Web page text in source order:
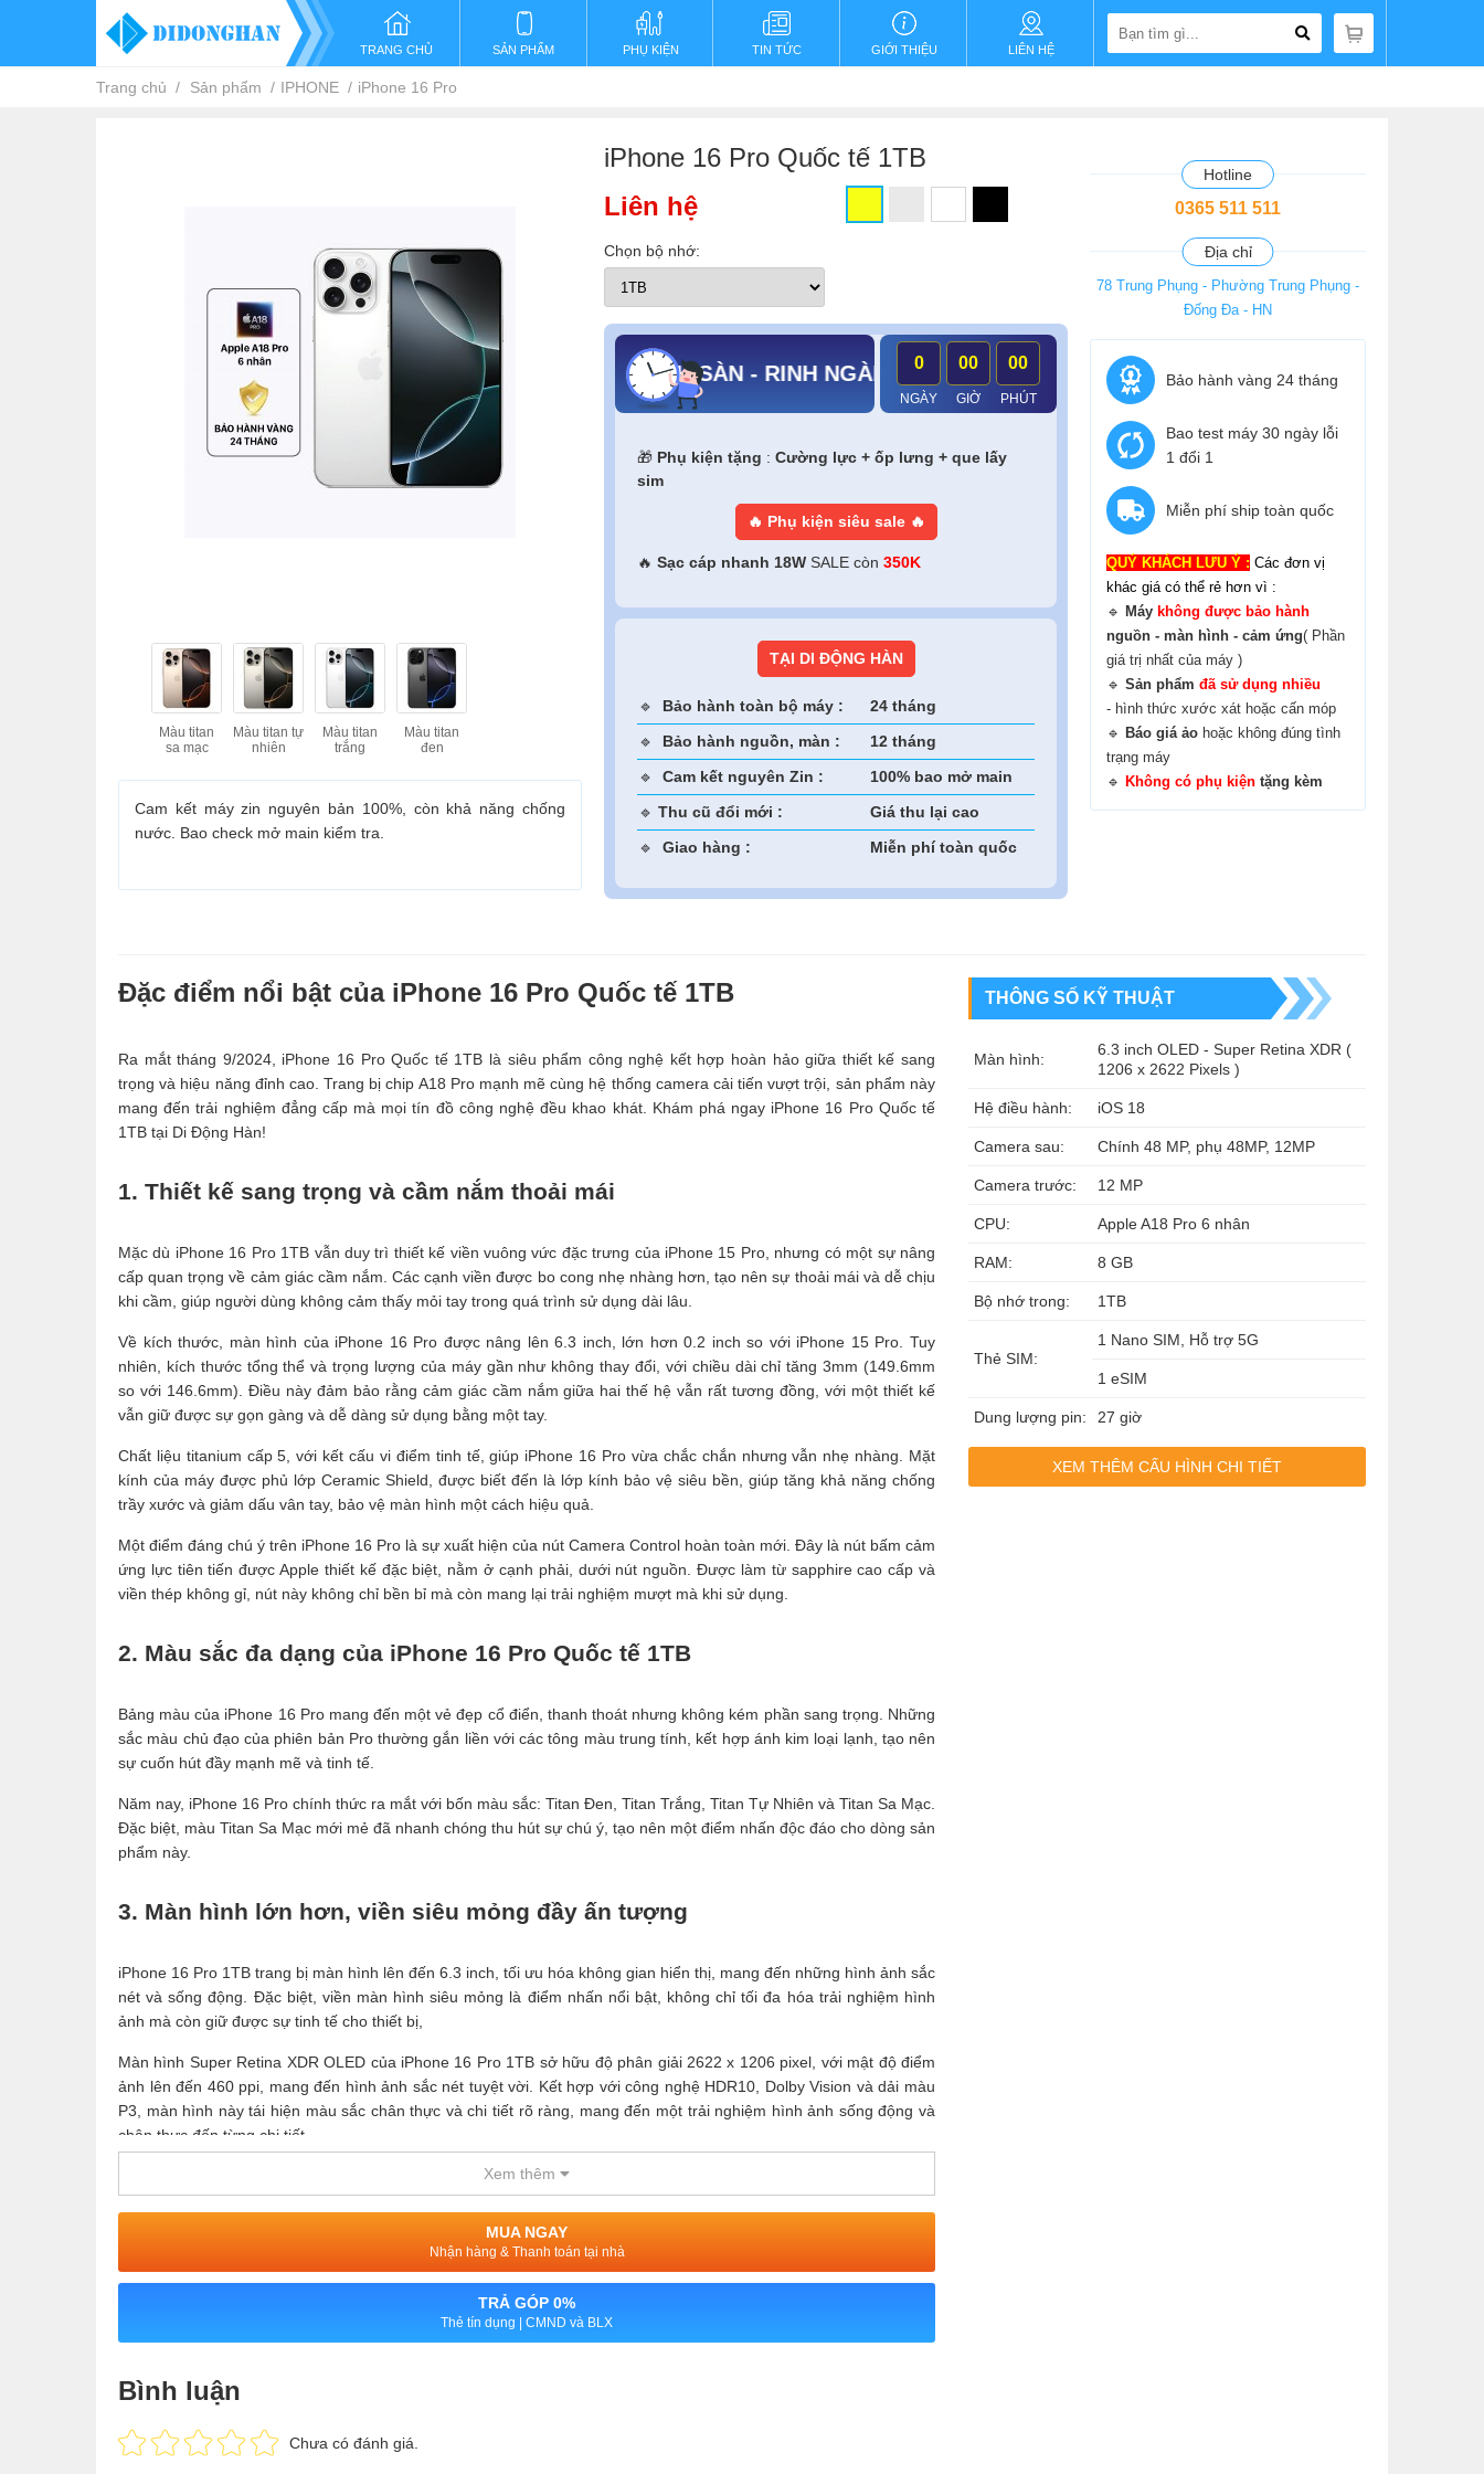
TRANG CHỦ SẢN PHẨM PHỤ KIỆN TIN TỨC GIỚI THIỆU LIÊN HỆ
Trang chủ Sản phẩm IPHONE iPhone 16 Pro
Màu titan
sa mạc
Màu titan tự
nhiên
Màu titan
trắng
Màu titan
đen
Cam kết máy zin nguyên bản 100%, còn khả năng chống
nước. Bao check mở main kiểm tra.
iPhone 16 Pro Quốc tế 1TB
Liên hệ
Chọn bộ nhớ:
ƯU ĐÃI KỊCH SÀN - RINH NGÀN QUÀ KHỦNG
0
NGÀY
00
GIỜ
00
PHÚT
🎁 Phụ kiện tặng : Cường lực + ốp lưng + que lấy
sim
🔥 Phụ kiện siêu sale 🔥
🔥 Sạc cáp nhanh 18W SALE còn 350K
TẠI DI ĐỘNG HÀN
🔹 Bảo hành toàn bộ máy :
24 tháng
🔹 Bảo hành nguồn, màn :
12 tháng
🔹 Cam kết nguyên Zin :
100% bao mở main
🔹 Thu cũ đổi mới :
Giá thu lại cao
🔹 Giao hàng : Miễn phí toàn quốc
Hotline
0365 511 511
Địa chỉ
78 Trung Phụng - Phường Trung Phụng -
Đống Đa - HN
Bảo hành vàng 24 tháng
Bao test máy 30 ngày lỗi
1 đổi 1
Miễn phí ship toàn quốc
QUÝ KHÁCH LƯU Ý : Các đơn vị
khác giá có thể rẻ hơn vì :
🔹 Máy không được bảo hành
nguồn - màn hình - cảm ứng( Phần
giá trị nhất của máy )
🔹 Sản phẩm đã sử dụng nhiều
- hình thức xước xát hoặc cấn móp
🔹 Báo giá ảo hoặc không đúng tình
trạng máy
🔹 Không có phụ kiện tặng kèm
Đặc điểm nổi bật của iPhone 16 Pro Quốc tế 1TB
Ra mắt tháng 9/2024, iPhone 16 Pro Quốc tế 1TB là siêu phẩm công nghệ kết hợp hoàn hảo giữa thiết kế sang
trọng và hiệu năng đỉnh cao. Trang bị chip A18 Pro mạnh mẽ cùng hệ thống camera cải tiến vượt trội, sản phẩm này
mang đến trải nghiệm đẳng cấp mà mọi tín đồ công nghệ đều khao khát. Khám phá ngay iPhone 16 Pro Quốc tế
1TB tại Di Động Hàn!
1. Thiết kế sang trọng và cầm nắm thoải mái
Mặc dù iPhone 16 Pro 1TB vẫn duy trì thiết kế viền vuông vức đặc trưng của iPhone 15 Pro, nhưng có một sự nâng
cấp quan trọng về cảm giác cầm nắm. Các cạnh viền được bo cong nhẹ nhàng hơn, tạo nên sự thoải mái và dễ chịu
khi cầm, giúp người dùng không cảm thấy mỏi tay trong quá trình sử dụng dài lâu.
Về kích thước, màn hình của iPhone 16 Pro được nâng lên 6.3 inch, lớn hơn 0.2 inch so với iPhone 15 Pro. Tuy
nhiên, kích thước tổng thể và trọng lượng của máy gần như không thay đổi, với chiều dài chỉ tăng 3mm (149.6mm
so với 146.6mm). Điều này đảm bảo rằng cảm giác cầm nắm giữa hai thế hệ vẫn rất tương đồng, với một thiết kế
vẫn giữ được sự gọn gàng và dễ dàng sử dụng bằng một tay.
Chất liệu titanium cấp 5, với kết cấu vi điểm tinh tế, giúp iPhone 16 Pro vừa chắc chắn nhưng vẫn nhẹ nhàng. Mặt
kính của máy được phủ lớp Ceramic Shield, được biết đến là lớp kính bảo vệ siêu bền, giúp tăng khả năng chống
trầy xước và giảm dấu vân tay, bảo vệ màn hình một cách hiệu quả.
Một điểm đáng chú ý trên iPhone 16 Pro là sự xuất hiện của nút Camera Control hoàn toàn mới. Đây là nút bấm cảm
ứng lực tiên tiến được Apple thiết kế đặc biệt, nằm ở cạnh phải, dưới nút nguồn. Được làm từ sapphire cao cấp và
viền thép không gỉ, nút này không chỉ bền bỉ mà còn mang lại trải nghiệm mượt mà khi sử dụng.
2. Màu sắc đa dạng của iPhone 16 Pro Quốc tế 1TB
Bảng màu của iPhone 16 Pro mang đến một vẻ đẹp cổ điển, thanh thoát nhưng không kém phần sang trọng. Những
sắc màu chủ đạo của phiên bản Pro thường gắn liền với các tông màu trung tính, kết hợp ánh kim loại lạnh, tạo nên
sự cuốn hút đầy mạnh mẽ và tinh tế.
Năm nay, iPhone 16 Pro chính thức ra mắt với bốn màu sắc: Titan Đen, Titan Trắng, Titan Tự Nhiên và Titan Sa Mạc.
Đặc biệt, màu Titan Sa Mạc mới mẻ đã nhanh chóng thu hút sự chú ý, tạo nên một điểm nhấn độc đáo cho dòng sản
phẩm này.
3. Màn hình lớn hơn, viền siêu mỏng đầy ấn tượng
iPhone 16 Pro 1TB trang bị màn hình lên đến 6.3 inch, tối ưu hóa không gian hiển thị, mang đến những hình ảnh sắc
nét và sống động. Đặc biệt, viền màn hình siêu mỏng là điểm nhấn nổi bật, không chỉ tối đa hóa trải nghiệm hình
ảnh mà còn giữ được sự tinh tế cho thiết bị,
Màn hình Super Retina XDR OLED của iPhone 16 Pro 1TB sở hữu độ phân giải 2622 x 1206 pixel, với mật độ điểm
ảnh lên đến 460 ppi, mang đến hình ảnh sắc nét tuyệt vời. Kết hợp với công nghệ HDR10, Dolby Vision và dải màu
P3, màn hình này tái hiện màu sắc chân thực và chi tiết rõ ràng, mang đến một trải nghiệm hình ảnh sống động và
chân thực đến từng chi tiết.
Màn hình iPhone 16 Pro đạt độ sáng tối đa 2000 nits, vượt trội so với các thế hệ trước, giúp hiển thị rõ nét dưới ánh
sáng mạnh. Ngoài ra, khả năng giảm độ sáng xuống chỉ còn 1 nit bảo vệ mắt khi sử dụng ban đêm. Tính năng này
không có trên iPhone 15 Pro, nâng cao trải nghiệm người dùng, đặc biệt vào buổi tối.
Công nghệ Always-On Display trên iPhone 16 Pro cho phép bạn xem các thông tin quan trọng mà không cần mở
màn hình, tiết kiệm năng lượng mà vẫn giữ được sự tiện lợi. Tính năng ProMotion 120Hz mang đến tần số quét linh
hoạt từ 1Hz đến 120Hz, giúp tối ưu hiệu suất và tiết kiệm pin.
Chip A18 Pro, được sản xuất trên tiến trình 3nm thế hệ thứ hai, mang lại hiệu suất vượt trội so với các thế hệ trước.
CPU của A18 Pro mạnh hơn 15% và GPU nhanh hơn 20% so với A17 Pro, giúp xử lý mượt mà các tác vụ như chơi
Xem thêm
MUA NGAY
Nhận hàng & Thanh toán tại nhà
TRẢ GÓP 0%
Thẻ tín dụng | CMND và BLX
Bình luận
Chưa có đánh giá.
THÔNG SỐ KỸ THUẬT
Màn hình:
6.3 inch OLED - Super Retina XDR (
1206 x 2622 Pixels )
Hệ điều hành: iOS 18
Camera sau: Chính 48 MP, phụ 48MP, 12MP
Camera trước: 12 MP
CPU: Apple A18 Pro 6 nhân
RAM: 8 GB
Bộ nhớ trong: 1TB
Thẻ SIM:
1 Nano SIM, Hỗ trợ 5G
1 eSIM
Dung lượng pin: 27 giờ
XEM THÊM CẤU HÌNH CHI TIẾT